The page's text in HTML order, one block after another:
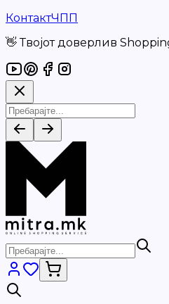
КонтактЧПП
👋 Твојот доверлив